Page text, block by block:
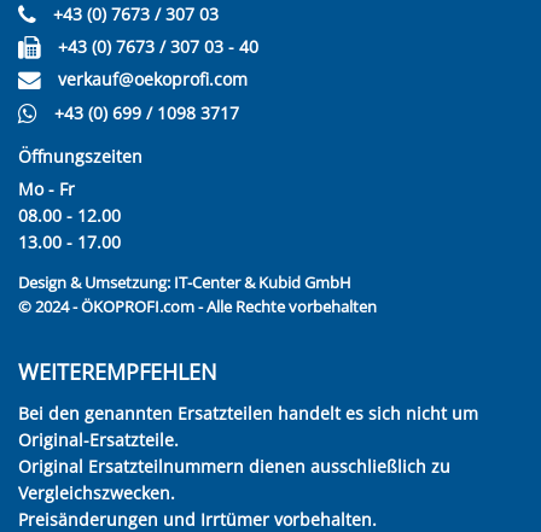
+43 (0) 7673 / 307 03
+43 (0) 7673 / 307 03 - 40
verkauf@oekoprofi.com
+43 (0) 699 / 1098 3717
Öffnungszeiten
Mo - Fr
08.00 - 12.00
13.00 - 17.00
Design & Umsetzung: IT-Center & Kubid GmbH
© 2024 - ÖKOPROFI.com - Alle Rechte vorbehalten
WEITEREMPFEHLEN
Bei den genannten Ersatzteilen handelt es sich nicht um
Original-Ersatzteile.
Original Ersatzteilnummern dienen ausschließlich zu
Vergleichszwecken.
Preisänderungen und Irrtümer vorbehalten.